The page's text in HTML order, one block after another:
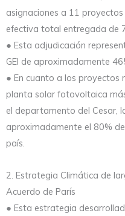
asignaciones a 11
efectiva total entregada de
● Esta adjudicación
GEI de aproximadamente
● En cuanto a los proyectos
planta solar fotovoltaica
el departamento del Cesar,
aproximadamente el 80%
país.
2. Estrategia Climática de
Acuerdo de París
● Esta estrategia